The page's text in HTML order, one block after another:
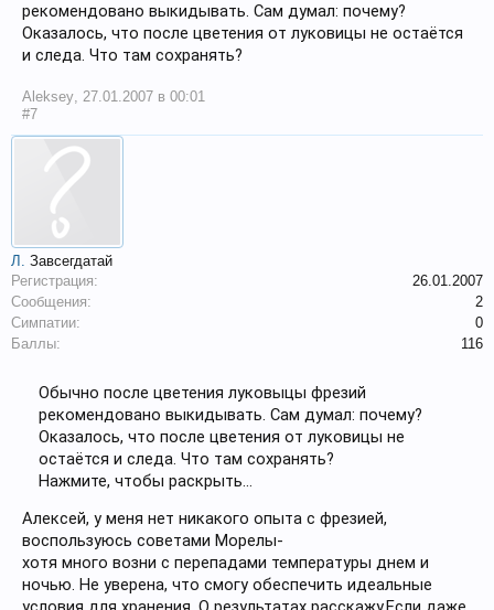
рекомендовано выкидывать. Сам думал: почему?
Оказалось, что после цветения от луковицы не остаётся
и следа. Что там сохранять?
Aleksey, 27.01.2007 в 00:01
#7
Л. Завсегдатай
Регистрация:
26.01.2007
Сообщения:
2
Симпатии:
0
Баллы:
116
Обычно после цветения луковыцы фрезий
рекомендовано выкидывать. Сам думал: почему?
Оказалось, что после цветения от луковицы не
остаётся и следа. Что там сохранять?
Нажмите, чтобы раскрыть...
Алексей, у меня нет никакого опыта с фрезией,
воспользуюсь советами Морелы-
хотя много возни с перепадами температуры днем и
ночью. Не уверена, что смогу обеспечить идеальные